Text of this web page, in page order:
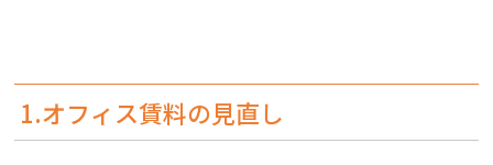
1.オフィス賃料の見直し